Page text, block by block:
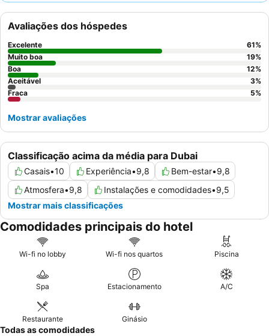
elogiam consistentemente os funcionários excecionalmente
simpáticos e prestativos, e o diversificado
almoçono Restaurante Liwan é um destaque, oferecendo uma
vasta gama de cozinhas internacionais e asiáticas. Para uma
experiência mais tranquila, considere solicitar um quarto virado
para longe do centro comercial.
Classificação acima da média para Dubai
Casais•10 Experiência•9,8 Bem-estar•9,8
Atmosfera•9,8 Instalações e comodidades•9,5
Mostrar mais classificações
Avaliações dos hóspedes
Excelente 61%
Muito boa
19%
Boa
12%
Aceitável
3%
Fraca
5%
Mostrar avaliações
Comodidades principais do hotel
Wi-fi no lobby Wi-fi nos quartos Piscina
Spa Estacionamento A/C
Restaurante Ginásio
Todas as comodidades